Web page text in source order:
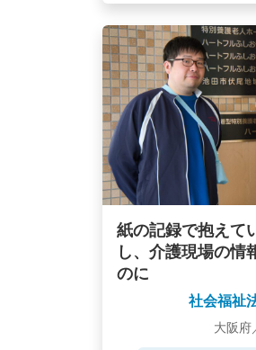
紙の記録で抱えて
し、介護現場の情
のに
社会福祉
大阪府